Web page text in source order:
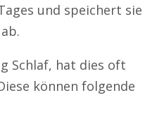
und speichert sie
Schlaf, hat dies oft
können folgende